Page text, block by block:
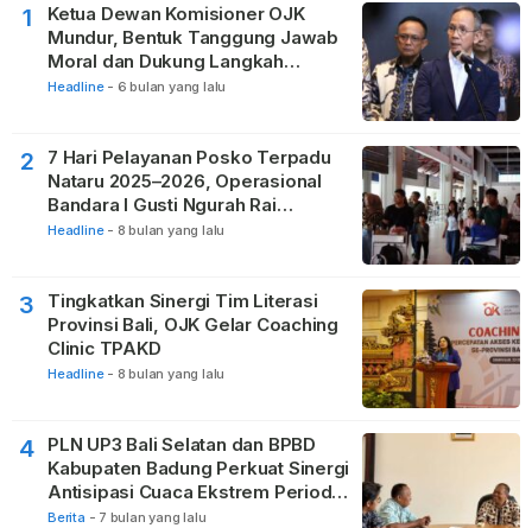
1
Ketua Dewan Komisioner OJK
Mundur, Bentuk Tanggung Jawab
Moral dan Dukung Langkah
Pemulihan
Headline - 6 bulan yang lalu
2
7 Hari Pelayanan Posko Terpadu
Nataru 2025–2026, Operasional
Bandara I Gusti Ngurah Rai
Berjalan Lancar
Headline - 8 bulan yang lalu
3
Tingkatkan Sinergi Tim Literasi
Provinsi Bali, OJK Gelar Coaching
Clinic TPAKD
Headline - 8 bulan yang lalu
4
PLN UP3 Bali Selatan dan BPBD
Kabupaten Badung Perkuat Sinergi
Antisipasi Cuaca Ekstrem Periode
Nataru
Berita - 7 bulan yang lalu